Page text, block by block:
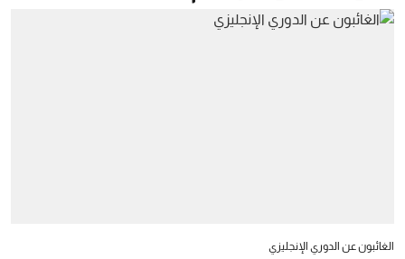
الغائبون عن الدوري الإنجليزي